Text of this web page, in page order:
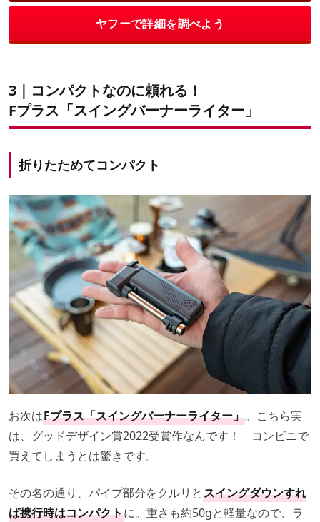
ヤフーで詳細を調べよう
3｜コンパクトなのに頼れる！
Fプラス「スイングバーナーライター」
折りたためてコンパクト
お次はFプラス「スイングバーナーライター」。こちら実
は、グッドデザイン賞2022受賞作なんです！ コンビニで
買えてしまうとは驚きです。
その名の通り、パイプ部分をクルリとスイングダウンすれ
ば携行時はコンパクトに。重さも約50gと軽量なので、ラ